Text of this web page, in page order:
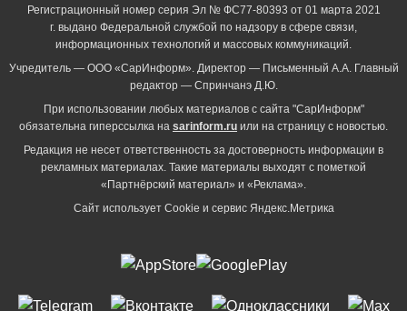
Регистрационный номер серия Эл № ФС77-80393 от 01 марта 2021
г. выдано Федеральной службой по надзору в сфере связи,
информационных технологий и массовых коммуникаций.
Учредитель — ООО «СарИнформ». Директор — Письменный А.А. Главный
редактор — Спринчанэ Д.Ю.
При использовании любых материалов с сайта "СарИнформ"
обязательна гиперссылка на sarinform.ru или на страницу с новостью.
Редакция не несет ответственность за достоверность информации в
рекламных материалах. Такие материалы выходят с пометкой
«Партнёрский материал» и «Реклама».
Сайт использует Cookie и сервиc Яндекс.Метрика